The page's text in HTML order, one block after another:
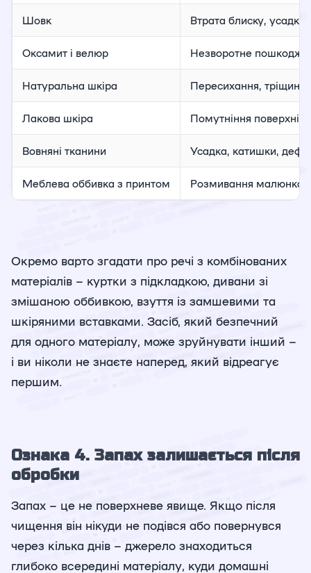
Шовк Втрата блиску,
Оксамит і велюр Незворотне
Натуральна шкіра Пересихання,
Лакова шкіра Помутніння поверхні,
Вовняні тканини Усадка, катишки,
Меблева оббивка з принтом Розмивання малюнка,
Окремо варто згадати про речі з комбінованих
матеріалів – куртки з підкладкою, дивани зі
змішаною оббивкою, взуття із замшевими та
шкіряними вставками. Засіб, який безпечний
для одного матеріалу, може зруйнувати інший –
і ви ніколи не знаєте наперед, який відреагує
першим.
Ознака 4. Запах залишається після
обробки
Запах – це не поверхневе явище. Якщо після
чищення він нікуди не подівся або повернувся
через кілька днів – джерело знаходиться
глибоко всередині матеріалу, куди домашні